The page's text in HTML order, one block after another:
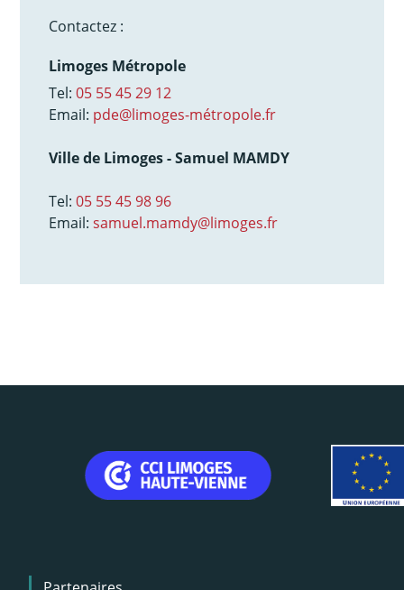
Contactez :
Limoges Métropole
Tel:05 55 45 29 12
Email: pde@limoges-métropole.fr
Ville de Limoges - Samuel MAMDY
Tel:05 55 45 98 96
Email:samuel.mamdy@limoges.fr
Menu